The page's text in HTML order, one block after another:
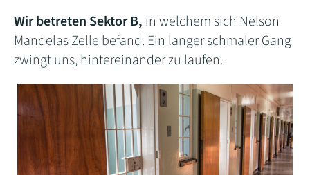
Wir betreten Sektor B, in welchem sich Nelson
Mandelas Zelle befand. Ein langer schmaler Gang
zwingt uns, hintereinander zu laufen.